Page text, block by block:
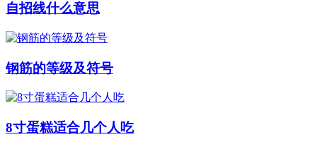
自招线什么意思
钢筋的等级及符号
8寸蛋糕适合几个人吃